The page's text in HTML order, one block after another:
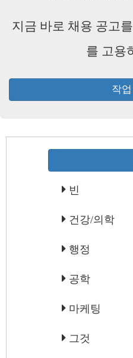
지금 바로 채용 공고
를 고용
작
빈
건강/의학
행정
공학
마케팅
그것